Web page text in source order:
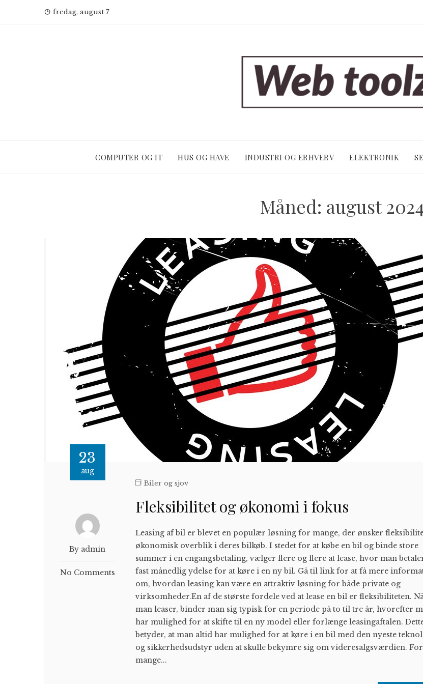
fredag, august 7
COMPUTER OG IT HUS OG HAVE INDUSTRI OG ERHVERV ELEKTRONIK
Måned: august
23
aug
By admin
No Comments
Biler og sjov
Fleksibilitet og økonomi i fokus
Leasing af bil er blevet en populær løsning for mange, der ønsker
økonomisk overblik i deres bilkøb. I stedet for at købe en bil og binde store
summer i en engangsbetaling, vælger flere og flere at lease, hvor man
fast månedlig ydelse for at køre i en ny bil. Gå til link for at få mere
om, hvordan leasing kan være en attraktiv løsning for både private og
virksomheder.En af de største fordele ved at lease en bil er fleksibiliteten.
man leaser, binder man sig typisk for en periode på to til tre år, hvorefter
har mulighed for at skifte til en ny model eller forlænge leasingaftalen.
betyder, at man altid har mulighed for at køre i en bil med den nyeste
og sikkerhedsudstyr uden at skulle bekymre sig om videresalgsværdien. For
mange...